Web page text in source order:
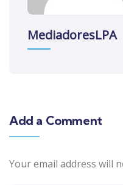
MediadoresLPA
Add a Comment
Your email address will